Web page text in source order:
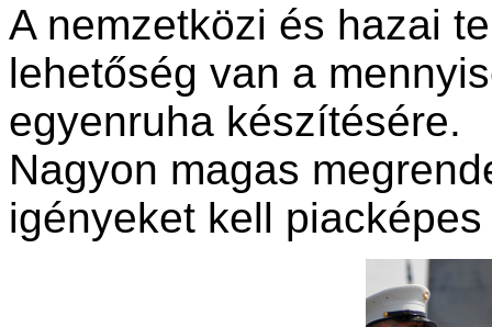
A nemzetközi és hazai
lehetőség van a
egyenruha készítésére.
Nagyon magas
igényeket kell